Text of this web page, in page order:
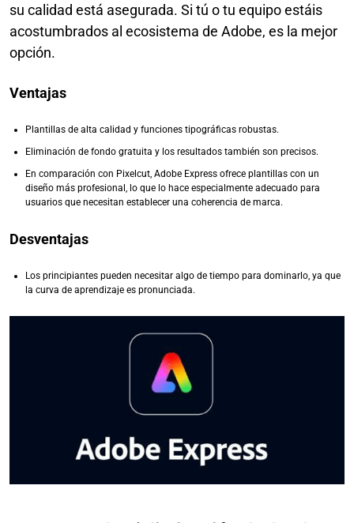
su calidad está asegurada. Si tú o tu equipo estáis
acostumbrados al ecosistema de Adobe, es la mejor
opción.
Ventajas
Plantillas de alta calidad y funciones tipográficas robustas.
Eliminación de fondo gratuita y los resultados también son precisos.
En comparación con Pixelcut, Adobe Express ofrece plantillas con un
diseño más profesional, lo que lo hace especialmente adecuado para
usuarios que necesitan establecer una coherencia de marca.
Desventajas
Los principiantes pueden necesitar algo de tiempo para dominarlo, ya que
la curva de aprendizaje es pronunciada.